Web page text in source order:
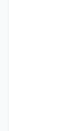
بر دانش فنی و
برمی‌دارد. ما
و زیربنای